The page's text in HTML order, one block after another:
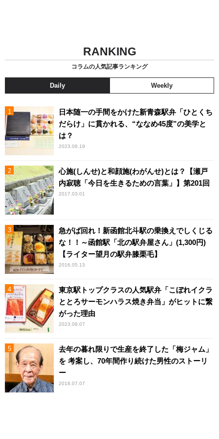
RANKING
コラムの人気記事ランキング
Daily Weekly
日本随一の手間をかけた新青森駅弁「ひとくち
だらけ」に貫かれる、“ななめ45度”の美学と
は？
2023.06.19
心施(しんせ)と和顔施(わがんせ)とは？【瀬戸
内寂聴「今日を生きるための言葉」】第201回
2017.03.01
急がば回れ！新函館北斗駅の乗換えでしくじる
な！！～函館駅「北の駅弁屋さん」(1,300円)
【ライター望月の駅弁膝栗毛】
2016.05.13
東京駅トップクラスの人気駅弁「こぼれイクラ
ととろサーモンハラス焼き弁当」がヒットに繋
がった理由
2023.08.07
去年の暮れ限りで生産を終了した「梅ジャム」
を 考案し、70年間作り続けた男性のストーリ
ー
2018.07.07